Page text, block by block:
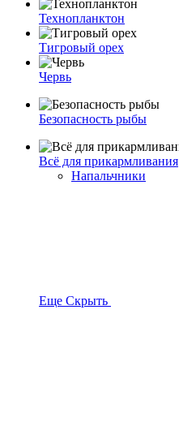
Технопланктон
Тигровый орех
Червь
Безопасность рыбы
Всё для прикармливания
Напальчники
Еще Скрыть